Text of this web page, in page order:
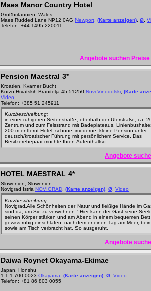
Maes Manor Country Hotel
Großbritannien, Wales
Maes Rudded Lane NP12 0AG Newport (Karte anzeigen) Ø
Telefon: +44 1495 220011
Angebote suchen
Pension Maestral 3*
Kroatien, Kvarner Bucht
Korzo Hrvatskih Branitelja 45 51250 Novi Vinodolski (Karte
Video
Telefon: +385 51 245911
Kurzbeschreibung:
in einer ruhigeren Seitenstraße, oberhalb der Uferstraße, ca.
Zentrum und zum Felsstrand mit Badeplateaus,
200 m entfernt.Hotel: schöne, moderne, kleine Pension unter
deutsch/kroatischer Führung mit persönlichem Service. Das
Besitzerehepaar möchte Ihren Aufenthaltso
Angebote
HOTEL MAESTRAL 4*
Slowenien, Slowenien
Novigrad Istria NOVIGRAD (Karte anzeigen) Ø Video
Kurzbeschreibung:
Novigrad„Alle Schönheiten der Natur und fleißige Hände im
sind da, um Sie zu verwöhnen.“ Hier kann der Gast seine
seinen Körper stärken und am Abend in einem bequemen
gewiss ruhig einschlafen, nachdem er einen Tag am Meer,
sowie am Tisch verbracht hat. So ausgeruht,
Angebote
Daiwa Roynet Okayama-Ekimae
Japan, Honshu
1-1-1 700-0023 Okayama (Karte anzeigen) Ø Video
Telefon: +81 86 803 0055